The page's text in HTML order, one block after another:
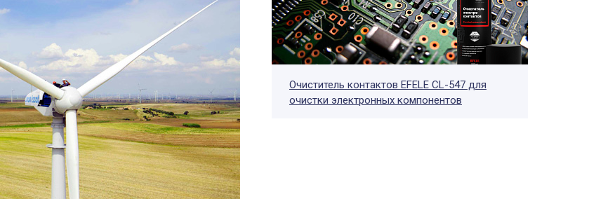
Очиститель контактов EFELE CL-547 для
очистки электронных компонентов